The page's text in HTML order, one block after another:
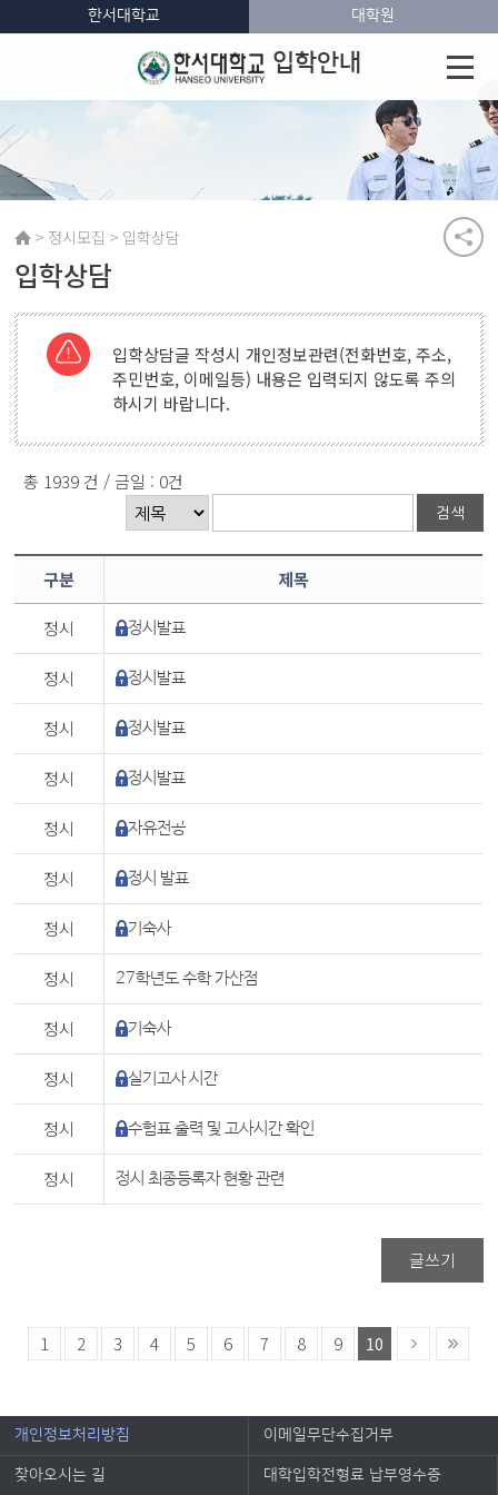
입학안내
한서대학교 대학원
> 정시모집 > 입학상담
입학상담
입학상담글 작성시 개인정보관련(전화번호, 주소,
주민번호, 이메일등) 내용은 입력되지 않도록 주의
하시기 바랍니다.
총 1939 건 / 금일 : 0건
구분 제목
정시 정시발표
정시 정시발표
정시 정시발표
정시 정시발표
정시 자유전공
정시 정시 발표
정시 기숙사
정시 27학년도 수학 가산점
정시 기숙사
정시 실기고사 시간
정시 수험표 출력 및 고사시간 확인
정시 정시 최종등록자 현황 관련
글쓰기
1 2 3 4 5 6 7 8 9 10
개인정보처리방침 이메일무단수집거부
찾아오시는 길 대학입학전형료 납부영수증